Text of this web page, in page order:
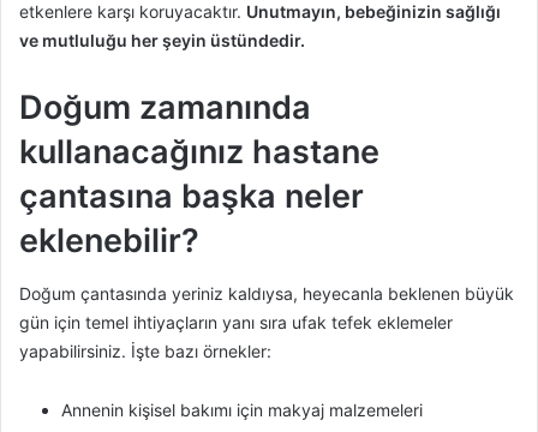
etkenlere karşı koruyacaktır. Unutmayın, bebeğinizin sağlığı
ve mutluluğu her şeyin üstündedir.
Doğum zamanında
kullanacağınız hastane
çantasına başka neler
eklenebilir?
Doğum çantasında yeriniz kaldıysa, heyecanla beklenen büyük
gün için temel ihtiyaçların yanı sıra ufak tefek eklemeler
yapabilirsiniz. İşte bazı örnekler:
Annenin kişisel bakımı için makyaj malzemeleri